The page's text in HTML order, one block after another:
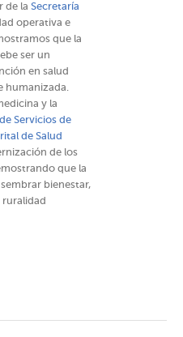
de la Secretaría
operativa e
que la
ser un
en salud
humanizada.
y la
Servicios de
de Salud
de los
que la
bienestar,
ruralidad